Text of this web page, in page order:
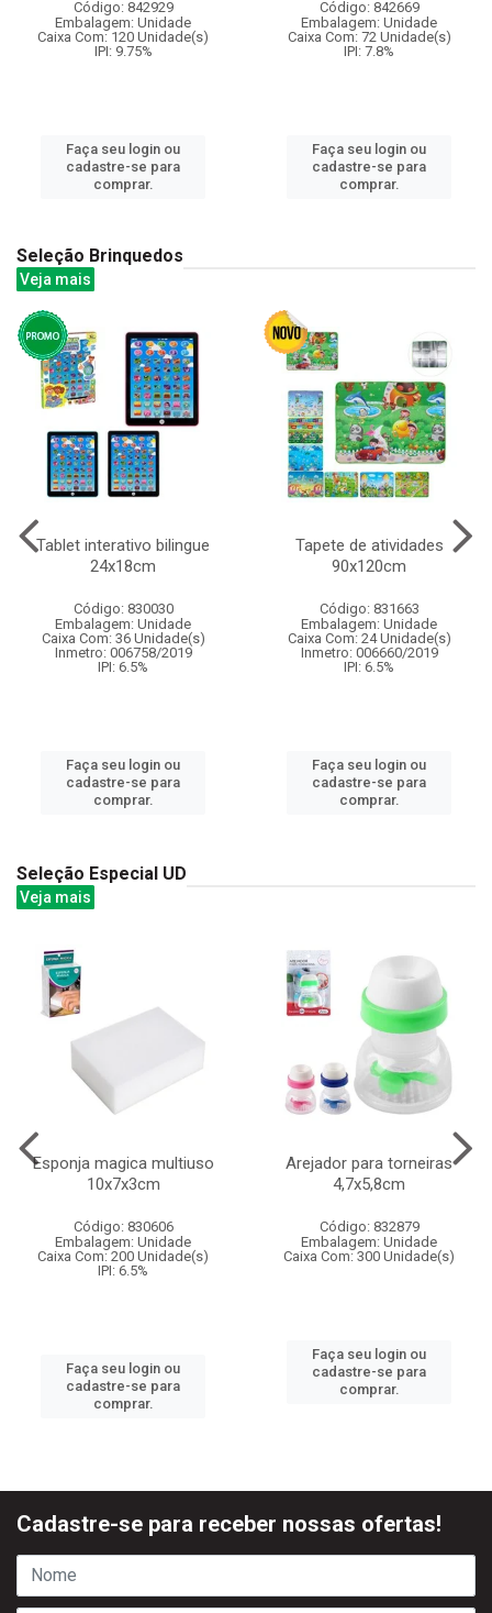
Código: 842929
Embalagem: Unidade
Caixa Com: 120 Unidade(s)
IPI: 9.75%
Faça seu login ou
cadastre-se para
comprar.
Código: 842669
Embalagem: Unidade
Caixa Com: 72 Unidade(s)
IPI: 7.8%
Faça seu login ou
cadastre-se para
comprar.
Seleção Brinquedos
Veja mais
Tablet interativo bilingue
24x18cm
Código: 830030
Embalagem: Unidade
Caixa Com: 36 Unidade(s)
Inmetro: 006758/2019
IPI: 6.5%
Faça seu login ou
cadastre-se para
comprar.
Tapete de atividades
90x120cm
Código: 831663
Embalagem: Unidade
Caixa Com: 24 Unidade(s)
Inmetro: 006660/2019
IPI: 6.5%
Faça seu login ou
cadastre-se para
comprar.
Seleção Especial UD
Veja mais
Esponja magica multiuso
10x7x3cm
Código: 830606
Embalagem: Unidade
Caixa Com: 200 Unidade(s)
IPI: 6.5%
Faça seu login ou
cadastre-se para
comprar.
Arejador para torneiras
4,7x5,8cm
Código: 832879
Embalagem: Unidade
Caixa Com: 300 Unidade(s)
Faça seu login ou
cadastre-se para
comprar.
Cadastre-se para receber nossas ofertas!